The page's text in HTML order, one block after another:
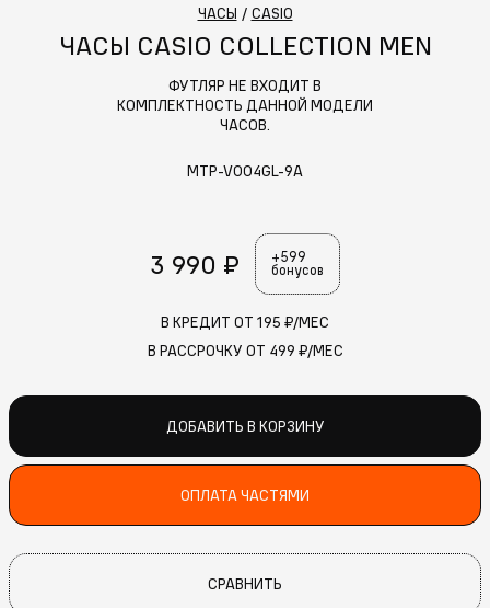
ЧАСЫ / CASIO
ЧАСЫ CASIO COLLECTION MEN
ФУТЛЯР НЕ ВХОДИТ В
КОМПЛЕКТНОСТЬ ДАННОЙ МОДЕЛИ
ЧАСОВ.
MTP-V004GL-9A
3 990 ₽
+599
бонусов
В КРЕДИТ ОТ 195 ₽/МЕС
В РАССРОЧКУ ОТ 499 ₽/МЕС
ДОБАВИТЬ В КОРЗИНУ
ОПЛАТА ЧАСТЯМИ
СРАВНИТЬ